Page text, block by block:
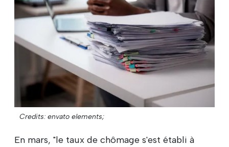
Credits: envato elements;
En mars, "le taux de chômage s'est établi à